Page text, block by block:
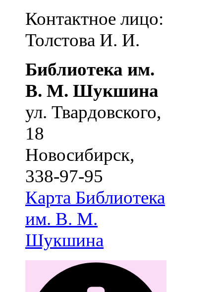
Контактное лицо:
Толстова И. И.
Библиотека им.
В. М. Шукшина
ул. Твардовского,
18
Новосибирск,
338-97-95
Карта Библиотека
им. В. М.
Шукшина